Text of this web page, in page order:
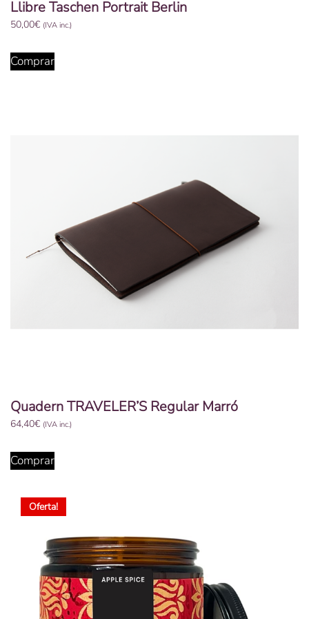
Llibre Taschen Portrait Berlin
50,00€ (IVA inc.)
Comprar
Quadern TRAVELER’S Regular Marró
64,40€ (IVA inc.)
Comprar
Oferta!